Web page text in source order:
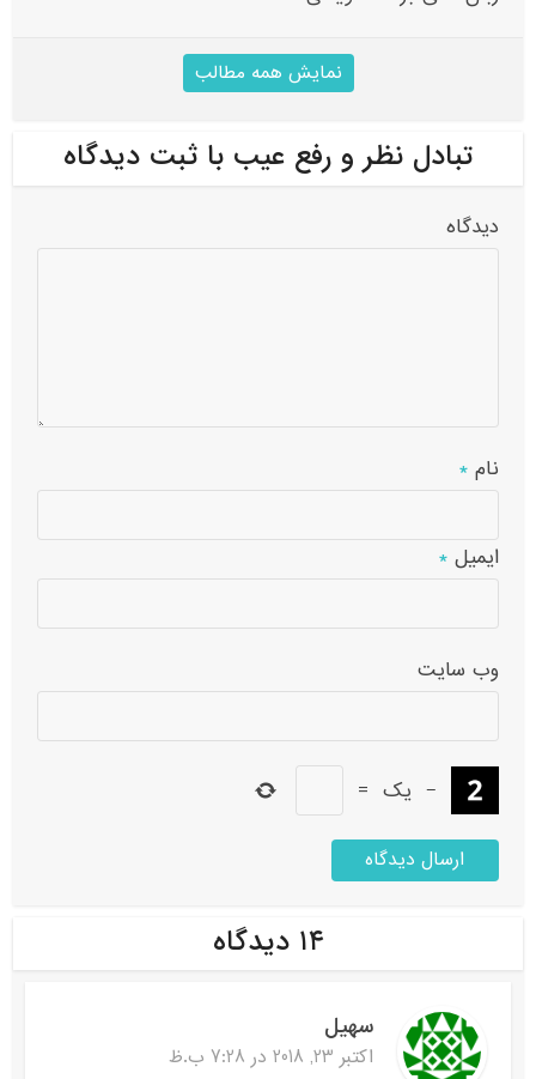
نمایش همه مطالب
تبادل نظر و رفع عیب با ثبت دیدگاه
دیدگاه
نام*
ایمیل*
وب‌ سایت
− یک =
۱۴ دیدگاه
سهیل
اکتبر 23, 2018 در 7:28 ب.ظ